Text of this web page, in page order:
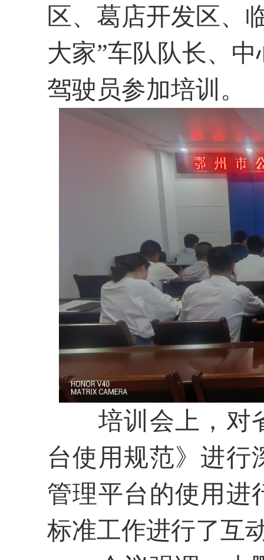
区、葛店开发区、
大家”车队队长、
驾驶员参加培训。
培训会上，对
台使用规范》进行
管理平台的使用进
标准工作进行了互